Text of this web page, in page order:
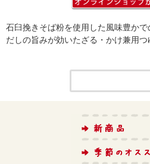
石臼挽きそば粉を使用した風味豊かで
だしの旨みが効いたざる・かけ兼用つ